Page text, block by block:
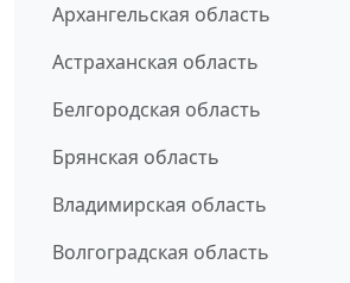
Архангельская область
Астраханская область
Белгородская область
Брянская область
Владимирская область
Волгоградская область